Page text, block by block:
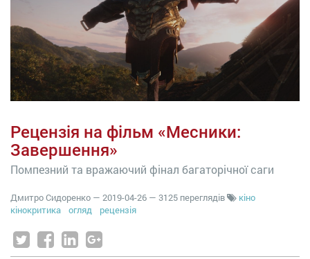
Рецензія на фільм «Месники:
Завершення»
Помпезний та вражаючий фінал багаторічної саги
Дмитро Сидоренко — 2019-04-26 — 3125 переглядів
кіно
кінокритика
огляд рецензія